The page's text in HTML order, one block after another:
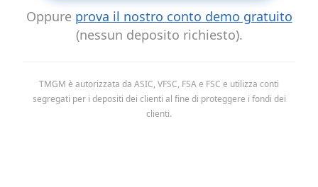
Oppure prova il nostro conto demo gratuito
(nessun deposito richiesto).
TMGM è autorizzata da ASIC, VFSC, FSA e FSC e utilizza conti
segregati per i depositi dei clienti al fine di proteggere i fondi dei
clienti.